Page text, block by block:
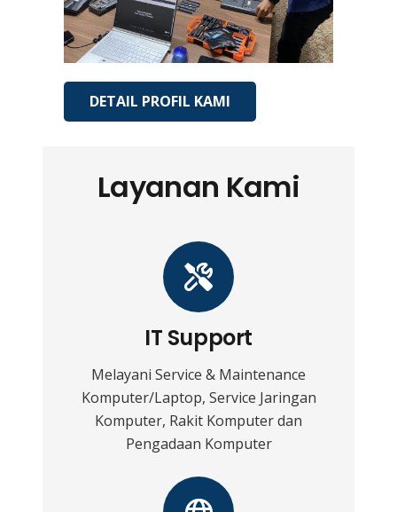
DETAIL PROFIL KAMI
Layanan Kami
IT Support
Melayani Service & Maintenance
Komputer/Laptop, Service Jaringan
Komputer, Rakit Komputer dan
Pengadaan Komputer